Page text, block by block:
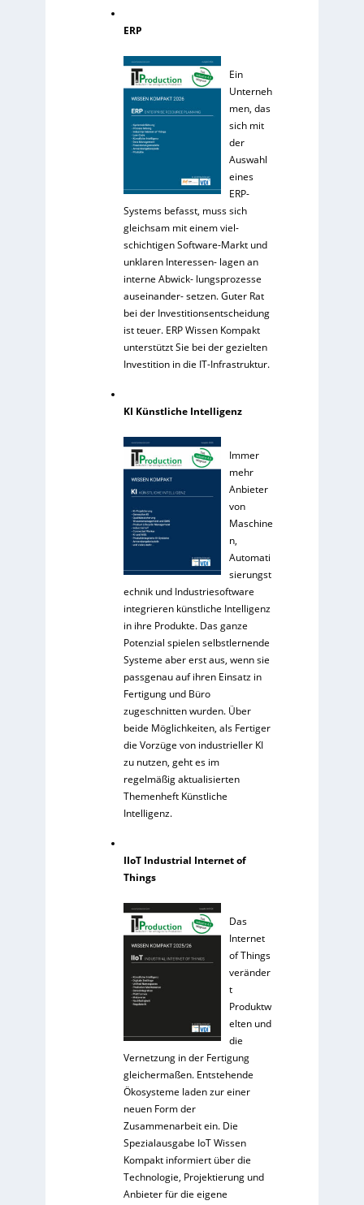
ERP
Ein
Unterneh
men, das
sich mit
der
Auswahl
eines
ERP-
Systems befasst, muss sich
gleichsam mit einem viel-
schichtigen Software-Markt und
unklaren Interessen- lagen an
interne Abwick- lungsprozesse
auseinander- setzen. Guter Rat
bei der Investitionsentscheidung
ist teuer. ERP Wissen Kompakt
unterstützt Sie bei der gezielten
Investition in die IT-Infrastruktur.
KI Künstliche Intelligenz
Immer
mehr
Anbieter
von
Maschine
n,
Automati
sierungst
echnik und Industriesoftware
integrieren künstliche Intelligenz
in ihre Produkte. Das ganze
Potenzial spielen selbstlernende
Systeme aber erst aus, wenn sie
passgenau auf ihren Einsatz in
Fertigung und Büro
zugeschnitten wurden. Über
beide Möglichkeiten, als Fertiger
die Vorzüge von industrieller KI
zu nutzen, geht es im
regelmäßig aktualisierten
Themenheft Künstliche
Intelligenz.
IIoT Industrial Internet of
Things
Das
Internet
of Things
veränder
t
Produktw
elten und
die
Vernetzung in der Fertigung
gleichermaßen. Entstehende
Ökosysteme laden zur einer
neuen Form der
Zusammenarbeit ein. Die
Spezialausgabe IoT Wissen
Kompakt informiert über die
Technologie, Projektierung und
Anbieter für die eigene